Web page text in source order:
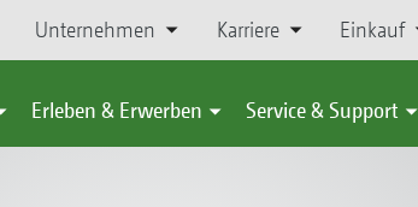
Unternehmen Karriere Einkauf
Erleben & Erwerben Service & Support